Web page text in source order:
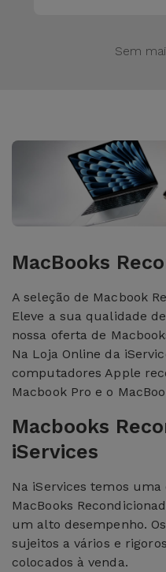
Sem
MacBooks
A seleção de Macbook
Eleve a sua qualidade
nossa oferta de
Na Loja Online da
computadores Apple
Macbook Pro e o
Macbooks
iServices
Na iServices temos
MacBooks
um alto desempenho.
sujeitos a vários e
colocados à venda.